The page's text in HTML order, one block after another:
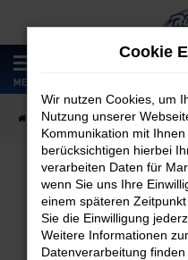
Zum
Hauptinhalt
springen
MENÜ
Startseite Fahrzeugangebote
Cookie
Wir nutzen Cookies, um
Nutzung unserer
Kommunikation mit
berücksichtigen hierbei
verarbeiten Daten für
wenn Sie uns Ihre
einem späteren
Sie die Einwilligung
Weitere Informationen
Datenverarbeitung finden